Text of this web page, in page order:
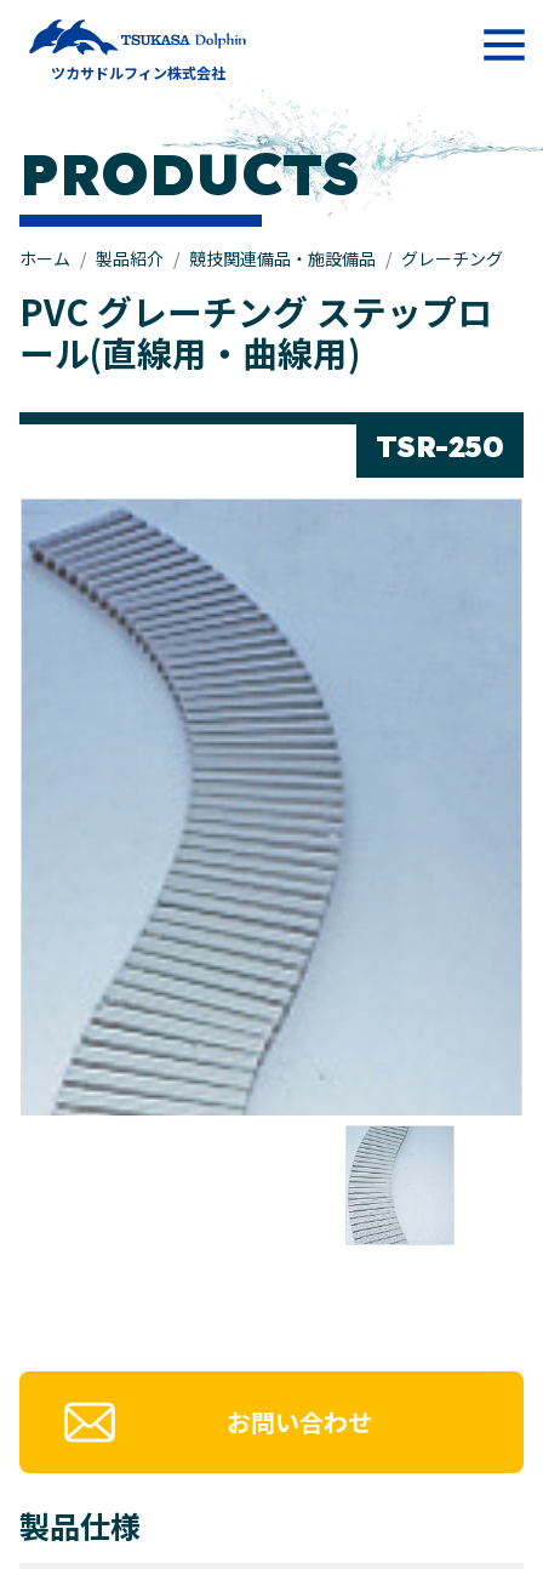
メインナビゲーション
ツカサドルフィン株式会社
PRODUCTS
ホーム 製品紹介 競技関連備品・施設備品 グレーチング
PVC グレーチング ステップロ
ール(直線用・曲線用)
TSR-250
お問い合わせ
製品仕様